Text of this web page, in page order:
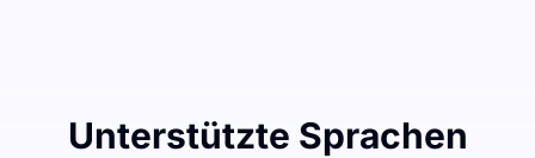
Unterstützte Sprachen